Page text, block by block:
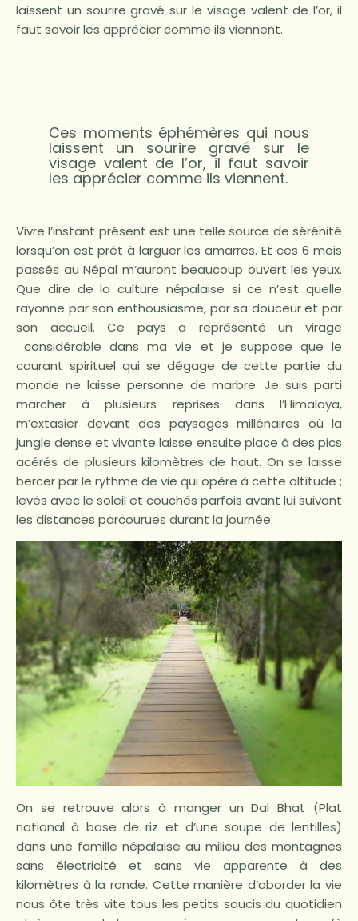
laissent un sourire gravé sur le visage valent de l’or, il
faut savoir les apprécier comme ils viennent.
Ces moments éphémères qui nous
laissent un sourire gravé sur le
visage valent de l’or, il faut savoir
les apprécier comme ils viennent.
Vivre l’instant présent est une telle source de sérénité
lorsqu’on est prêt à larguer les amarres. Et ces 6 mois
passés au Népal m’auront beaucoup ouvert les yeux.
Que dire de la culture népalaise si ce n’est quelle
rayonne par son enthousiasme, par sa douceur et par
son accueil. Ce pays a représenté un virage
considérable dans ma vie et je suppose que le
courant spirituel qui se dégage de cette partie du
monde ne laisse personne de marbre. Je suis parti
marcher à plusieurs reprises dans l’Himalaya,
m’extasier devant des paysages millénaires où la
jungle dense et vivante laisse ensuite place à des pics
acérés de plusieurs kilomètres de haut. On se laisse
bercer par le rythme de vie qui opère à cette altitude ;
levés avec le soleil et couchés parfois avant lui suivant
les distances parcourues durant la journée.
On se retrouve alors à manger un Dal Bhat (Plat
national à base de riz et d’une soupe de lentilles)
dans une famille népalaise au milieu des montagnes
sans électricité et sans vie apparente à des
kilomètres à la ronde. Cette manière d’aborder la vie
nous ôte très vite tous les petits soucis du quotidien